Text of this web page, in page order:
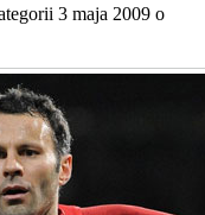
3 maja 2009 o